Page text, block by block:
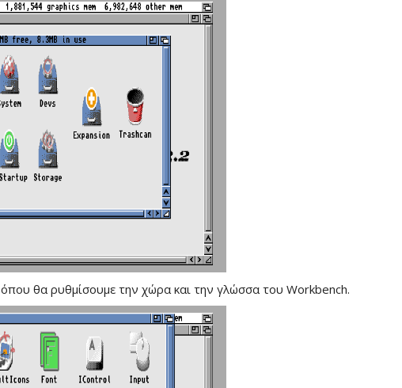
όπου θα ρυθμίσουμε την χώρα και την γλώσσα του Workbench.